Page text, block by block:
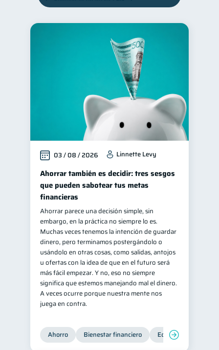
inversiones
Finanzas personales
Educación financiera
Finanzas para jóvenes 30
Control de deudas 30
Finanzas familiares 25
Inclusión financiera 22
Finanzas para mujeres 20
Salud financiera
Productos financieros 11
Organización Financiera 10
Deudas 10 Préstamos 8
Ahorro 8
Tarjeta de crédito 6
Historial crediticio 6
Derechos & Deberes 4
Superintendencia de Bancos 4
03 / 08 / 2026 Linnette Levy
Ahorrar también es decidir: tres sesgos
que pueden sabotear tus metas
financieras
Ahorrar parece una decisión simple, sin
embargo, en la práctica no siempre lo es.
Muchas veces tenemos la intención de guardar
dinero, pero terminamos postergándolo o
usándolo en otras cosas, como salidas, antojos
u ofertas con la idea de que en el futuro será
más fácil empezar. Y no, eso no siempre
significa que estemos manejando mal el dinero.
A veces ocurre porque nuestra mente nos
juega en contra.
Ahorro Bienestar financiero Educación financiera